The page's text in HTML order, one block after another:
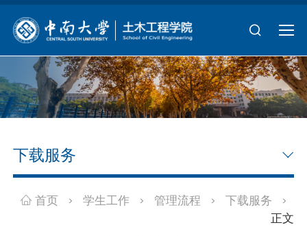
下载服务
首页 > 学生工作 > 管理流程 > 下载服务 >
正文